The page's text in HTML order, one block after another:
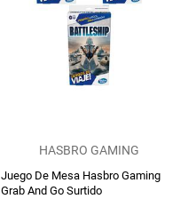
HASBRO GAMING
Juego De Mesa Hasbro Gaming
Grab And Go Surtido